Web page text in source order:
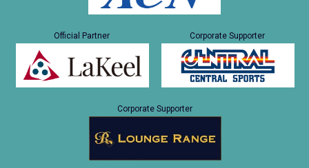
Official Partner Corporate Supporter
Corporate Supporter